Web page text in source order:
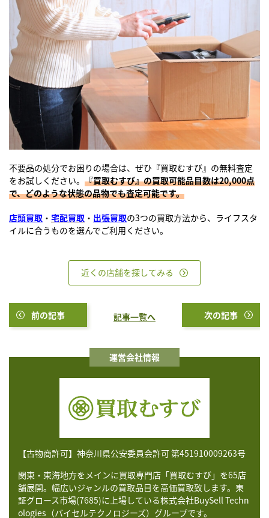
不要品の処分でお困りの場合は、ぜひ『買取むすび』の無料査定
をお試しください。 『買取むすび』の買取可能品目数は20,000点
で、どのような状態の品物でも査定可能です。
店頭買取 ・ 宅配買取 ・ 出張買取の3つの買取方法から、ライフスタ
イルに合うものを選んでご利用ください。
近くの店舗を探してみる
前の記事 記事一覧へ 次の記事
運営会社情報
【古物商許可】神奈川県公安委員会許可 第451910009263号
関東・東海地方をメインに買取専門店「買取むすび」を65店
舗展開。幅広いジャンルの買取品目を高価買取致します。東
証グロース市場(7685)に上場している株式会社BuySell Techn
ologies（バイセルテクノロジーズ）グループです。